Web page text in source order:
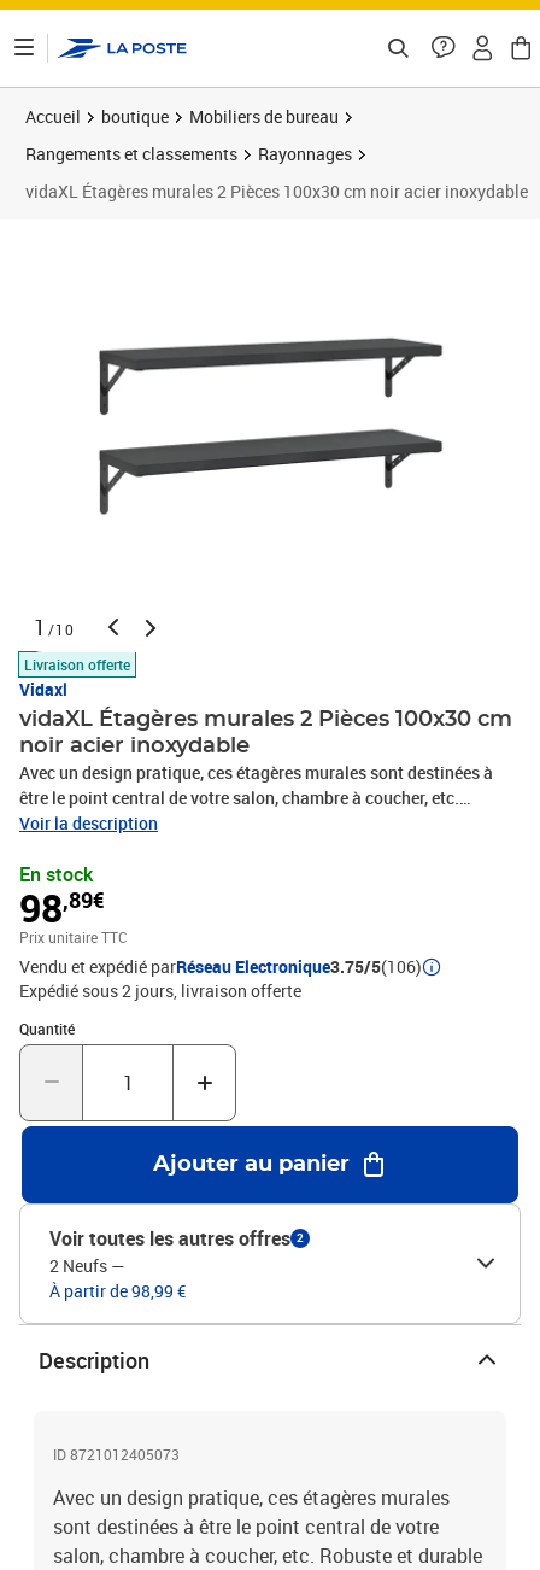
Accueil boutique
Mobiliers de bureau
Rangements et classements
Rayonnages
vidaXL Étagères murales 2 Pièces 100x30 cm noir acier inoxydable
1 /10
Livraison offerte
Vidaxl
vidaXL Étagères murales 2 Pièces 100x30 cm
noir acier inoxydable
Avec un design pratique, ces étagères murales sont destinées à
être le point central de votre salon, chambre à coucher, etc.
Robuste et durable : l'étagère murale flottante est fabriquée en
durable.Gain de place : cette étagère murale peut être fixée au mur
pour ajouter de l'espace de rangement supplémentaire. De cette
façon, vous pouvez maximiser votre espace au sol et garder la
zone propre.Facile à installer : le support mural est facile à
installer avec les accessoires de montage inclus.Étagère murale
multifonctionnelle : l'étagère murale est faite à la fois pour décorer
et pour ranger des objets dans votre maison. Vous pouvez l'utiliser
pour exposer vos collections, livres, cadres photos, plantes,
maquettes ou CD dans différentes pièces telles que le salon, le
acier inoxydable avec un revêtement noirÉpaisseur de l'acier
inoxydable : 0,6 mmDimensions : 100 x 30 x 3 cm (L x l x
é)Capacité de charge : 50 kgSupport d'étagère :Couleur :
noirMatériau : acier inoxydable avec un revêtement noirÉpaisseur
de l'acier inoxydable : 3 mmDimensions : 30 x 2,5 x 15,5 cm (L x l x
H)Capacité de charge : 50 kgAssemblage requis : ouiLa livraison
contient :2 x étagère murale4 x support1 x clé8 x vis8 x vis à
bouchon2 paires de gants
Voir la description
En stock
98,89€
Prix unitaire TTC
Vendu et expédié parRéseau Electronique3.75/5(106)
Expédié sous 2 jours livraison offerte
Quantité
Quantité : 1
Ajouter au panier
Voir toutes les autres offres 2
2 Neufs —
À partir de 98,99 €
Description
ID 8721012405073
Avec un design pratique, ces étagères murales
sont destinées à être le point central de votre
salon, chambre à coucher, etc. Robuste et durable